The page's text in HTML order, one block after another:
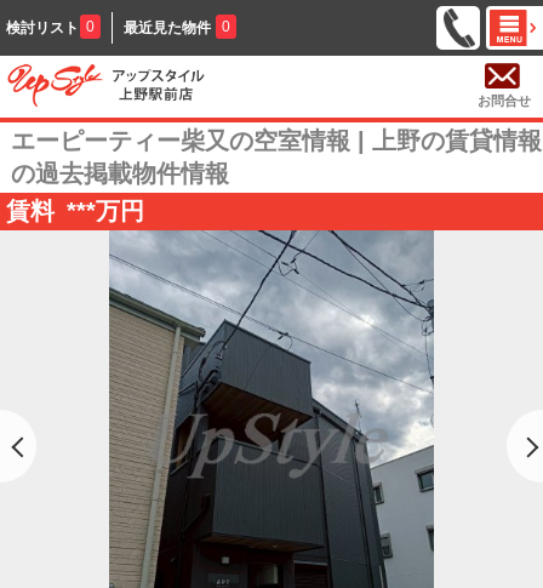
検討リスト 0 最近見た物件 0
お問合せ
エーピーティー柴又の空室情報 | 上野の賃貸情報
の過去掲載物件情報
賃料 ***万円